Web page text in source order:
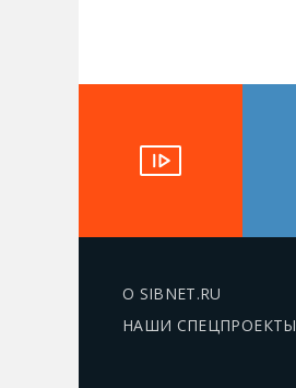
О SIBNET.RU
НАШИ СПЕЦПРОЕКТЫ